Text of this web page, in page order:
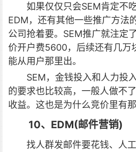
如果仅仅只会SEM肯定不
EDM，还有其他一些推广方法
公司抢着要。SEM推广就注定
价开户费5600，后续还有几万
能从用户那里出。
SEM，金钱投入和人力投
的要求也比较高，一般人做不
收益。这也是为什么竞价里有
10、EDM(邮件营销)
找人群发邮件要花钱、人